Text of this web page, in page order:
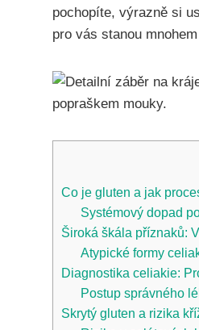
pochopíte, výrazně si
pro vás stanou
Co je gluten a jak
Systémový dopad
Široká škála příznaků:
Atypické formy
Diagnostika celiakie:
Postup správného
Skrytý gluten a rizika